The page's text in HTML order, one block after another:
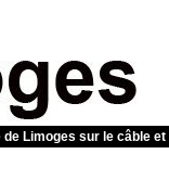
Limoges sur le câble et